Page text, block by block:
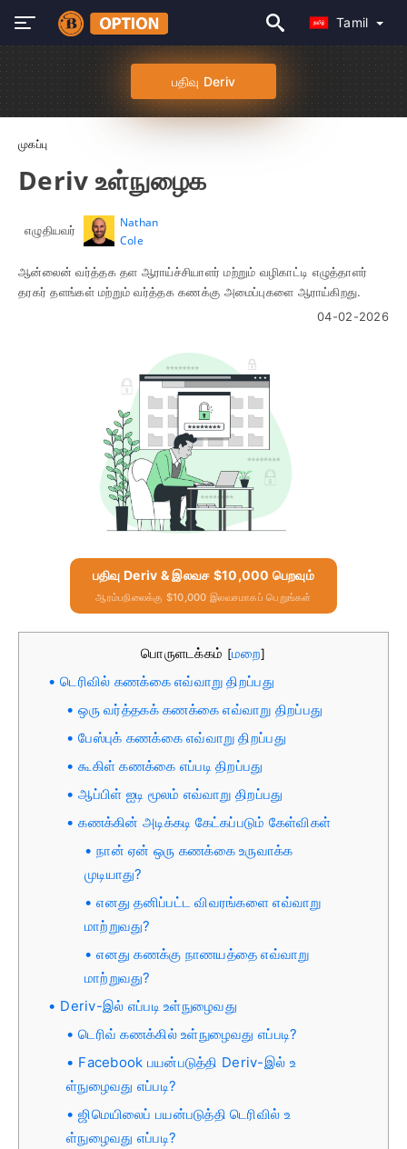
Tamil
பதிவு Deriv
முகப்பு
Deriv உள்நுழைக
எழுதியவர்
Nathan
Cole
ஆன்லைன் வர்த்தக தள ஆராய்ச்சியாளர் மற்றும் வழிகாட்டி எழுத்தாளர்
தரகர் தளங்கள் மற்றும் வர்த்தக கணக்கு அமைப்புகளை ஆராய்கிறது.
04-02-2026
பதிவு Deriv & இலவச $10,000 பெறவும்
ஆரம்பநிலைக்கு $10,000 இலவசமாகப் பெறுங்கள்
பொருளடக்கம் [மறை]
டெரிவில் கணக்கை எவ்வாறு திறப்பது
ஒரு வர்த்தகக் கணக்கை எவ்வாறு திறப்பது
பேஸ்புக் கணக்கை எவ்வாறு திறப்பது
கூகிள் கணக்கை எப்படி திறப்பது
ஆப்பிள் ஐடி மூலம் எவ்வாறு திறப்பது
கணக்கின் அடிக்கடி கேட்கப்படும் கேள்விகள்
நான் ஏன் ஒரு கணக்கை உருவாக்க
முடியாது?
எனது தனிப்பட்ட விவரங்களை எவ்வாறு
மாற்றுவது?
எனது கணக்கு நாணயத்தை எவ்வாறு
மாற்றுவது?
Deriv-இல் எப்படி உள்நுழைவது
டெரிவ் கணக்கில் உள்நுழைவது எப்படி?
Facebook பயன்படுத்தி Deriv-இல் உ
ள்நுழைவது எப்படி?
ஜிமெயிலைப் பயன்படுத்தி டெரிவில் உ
ள்நுழைவது எப்படி?